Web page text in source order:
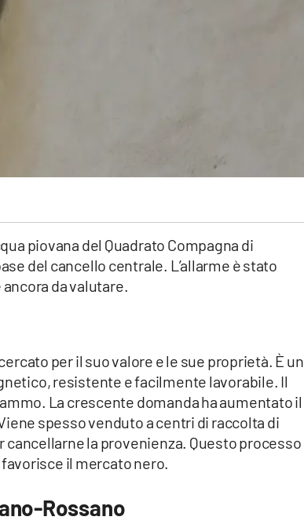
piovana del Quadrato Compagna di
del cancello centrale. L’allarme è stato
da valutare.
per il suo valore e le sue proprietà. È un
resistente e facilmente lavorabile. Il
La crescente domanda ha aumentato il
spesso venduto a centri di raccolta di
la provenienza. Questo processo
il mercato nero.
Rossano